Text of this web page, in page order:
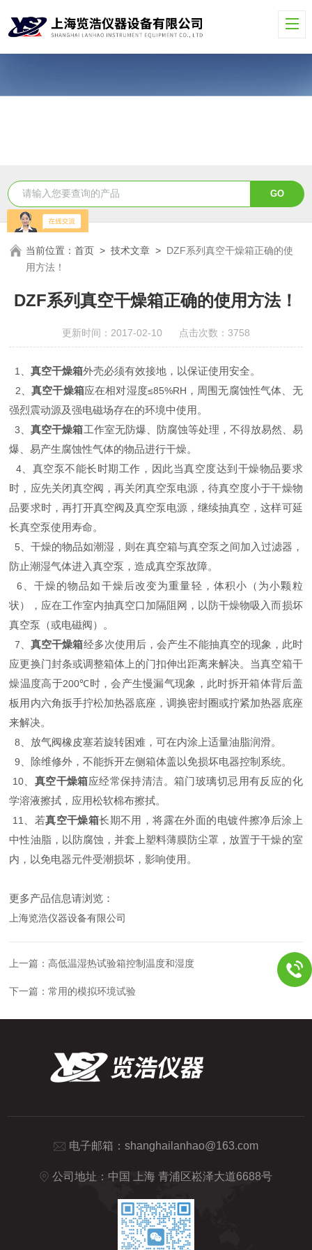
当前位置：首页 >技术文章 > DZF系列真空干燥箱正确的使
用方法！
DZF系列真空干燥箱正确的使用方法！
更新时间：2017-02-10 点击次数：3758
1 、真空干燥箱外壳必须有效接地，以保证使用安全。
2 、真空干燥箱应在相对湿度≤85%RH ，周围无腐蚀性气体、无
强烈震动源及强电磁场存在的环境中使用。
3 、真空干燥箱工作室无防爆、防腐蚀等处理，不得放易然、易
爆、易产生腐蚀性气体的物品进行干燥。
4、真空泵不能长时期工作，因此当真空度达到干燥物品要求
时，应先关闭真空阀，再关闭真空泵电源，待真空度小于干燥物
品要求时，再打开真空阀及真空泵电源，继续抽真空，这样可延
长真空泵使用寿命。
5
、干燥的物品如潮湿，则在真空箱与真空泵之间加入过滤器，
防止潮湿气体进入真空泵，造成真空泵故障。
6 、干燥的物品如干燥后改变为重量轻，体积小（为小颗粒
状），应在工作室内抽真空口加隔阻网，以防干燥物吸入而损坏
真空泵（或电磁阀）。
7 、真空干燥箱经多次使用后，会产生不能抽真空的现象，此时
应更换门封条或调整箱体上的门扣伸出距离来解决。当真空箱干
燥温度高于200℃时，会产生慢漏气现象，此时拆开箱体背后盖
板用内六角扳手拧松加热器底座，调换密封圈或拧紧加热器底座
来解决。
8 、放气阀橡皮塞若旋转困难，可在内涂上适量油脂润滑。
9 、除维修外，不能拆开左侧箱体盖以免损坏电器控制系统。
10、 真空干燥箱应经常保持清洁。箱门玻璃切忌用有反应的化
学溶液擦拭，应用松软棉布擦拭。
11 、若真空干燥箱长期不用，将露在外面的电镀件擦净后涂上
中性油脂，以防腐蚀，并套上塑料薄膜防尘罩，放置于干燥的室
内，以免电器元件受潮损坏，影响使用。
更多产品信息请浏览：
上海览浩仪器设备有限公司
上一篇：高低温湿热试验箱控制温度和湿度
下一篇：常用的模拟环境试验
电子邮箱： shanghailanhao@163.com
公司地址：中国 上海 青浦区崧泽大道6688号